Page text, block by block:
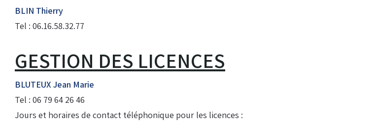
BLIN Thierry
Tel : 06.16.58.32.77
GESTION DES LICENCES
BLUTEUX Jean Marie
Tel : 06 79 64 26 46
Jours et horaires de contact téléphonique pour les licences :